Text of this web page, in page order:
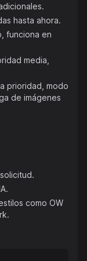
hasta ahora.
funciona en
media,
prioridad, modo
de imágenes
como OW